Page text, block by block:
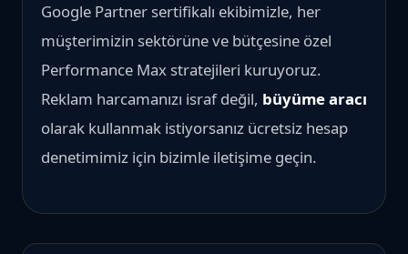
Google Partner sertifikalı ekibimizle, her
müşterimizin sektörüne ve bütçesine özel
Performance Max stratejileri kuruyoruz.
Reklam harcamanızı israf değil, büyüme aracı
olarak kullanmak istiyorsanız ücretsiz hesap
denetimimiz için bizimle iletişime geçin.